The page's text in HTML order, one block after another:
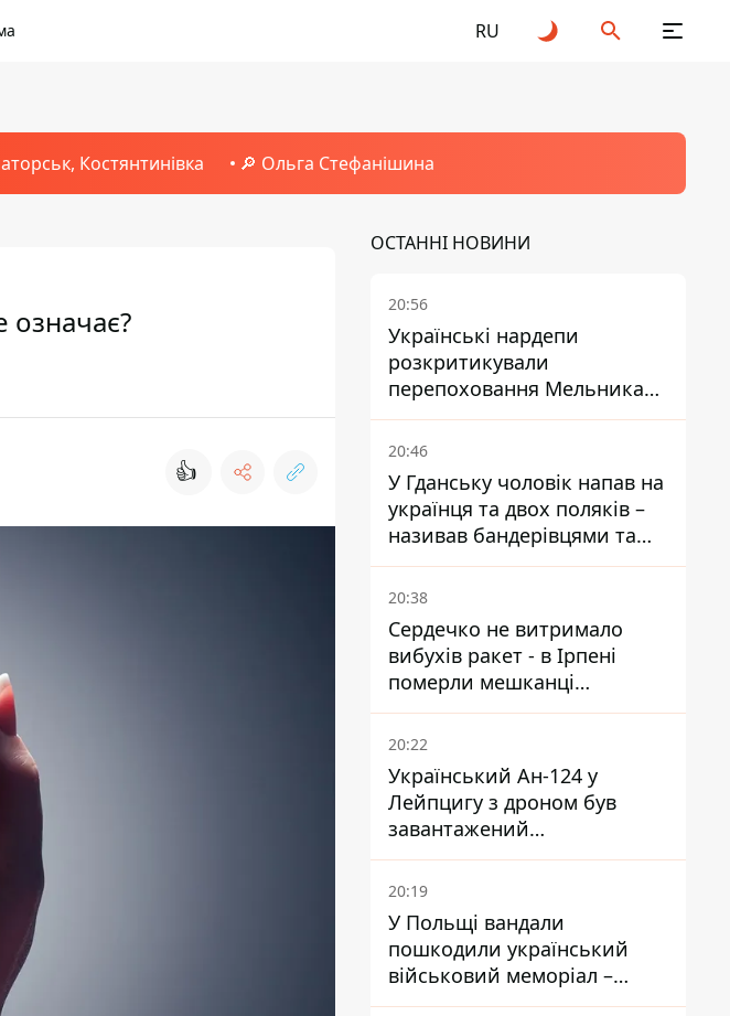
RU
Костянтинівка 🔎 Ольга Стефанішина
👍
ОСТАННІ НОВИНИ
20:56
Українські нардепи
розкритикували
перепоховання Мельника
через ризик дипломатичної
ізоляції
20:46
У Гданську чоловік напав на
українця та двох поляків –
називав бандерівцями та
поводився агресивно
20:38
Сердечко не витримало
вибухів ракет - в Ірпені
померли мешканці
притулку для собак з
інвалідністю
20:22
Український Ан-124 у
Лейпцигу з дроном був
завантажений
боєприпасами
20:19
У Польщі вандали
пошкодили український
військовий меморіал –
посольство відреагувало